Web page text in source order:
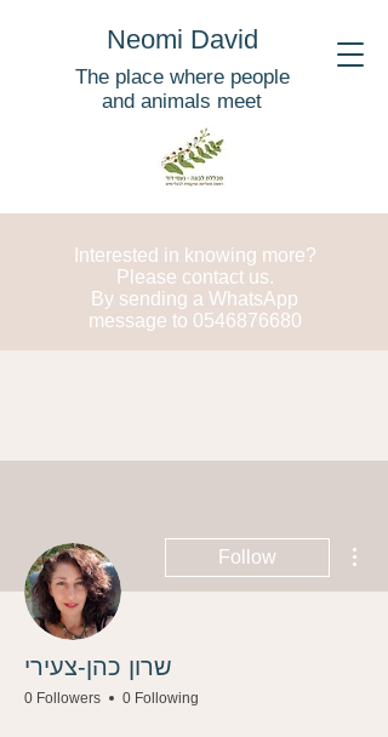
Neomi David
The place where people
and animals meet
Interested in knowing more?
Please contact us.
By sending a WhatsApp
message to 0546876680
Follow
שרון כהן-צעירי
0 Followers 0 Following